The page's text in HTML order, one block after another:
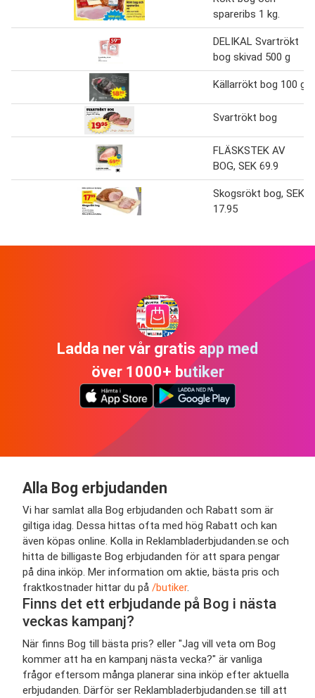
spareribs 1 kg.
DELIKAL Svartrökt
bog skivad 500 g
Källarrökt bog 100 g
Svartrökt bog
FLÄSKSTEK AV
BOG, SEK 69.9
Skogsrökt bog, SEK
17.95
Ladda ner vår gratis app med
över 1000+ butiker
Alla Bog erbjudanden
Vi har samlat alla Bog erbjudanden och Rabatt som är
giltiga idag. Dessa hittas ofta med hög Rabatt och kan
även köpas online. Kolla in Reklambladerbjudanden.se och
hitta de billigaste Bog erbjudanden för att spara pengar
på dina inköp. Mer information om aktie, bästa pris och
fraktkostnader hittar du på /butiker.
Finns det ett erbjudande på Bog i nästa
veckas kampanj?
När finns Bog till bästa pris? eller "Jag vill veta om Bog
kommer att ha en kampanj nästa vecka?" är vanliga
frågor eftersom många planerar sina inköp efter aktuella
erbjudanden. Därför ser Reklambladerbjudanden.se till att